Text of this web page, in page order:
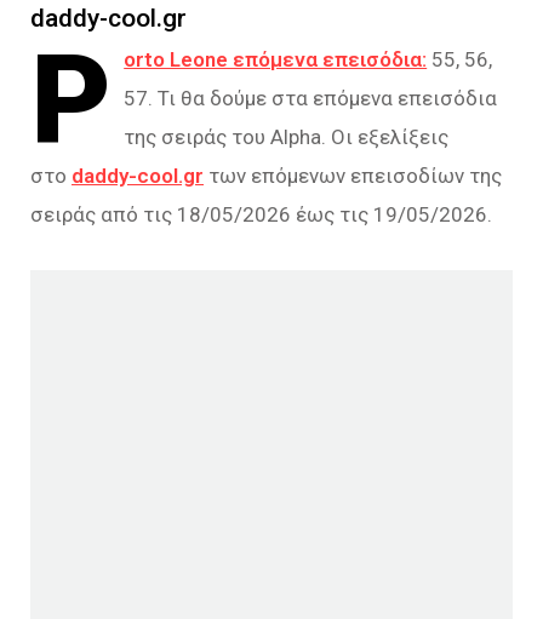
daddy-cool.gr
P orto Leone επόμενα επεισόδια: 55, 56,
57. Τι θα δούμε στα επόμενα επεισόδια
της σειράς του Alpha. Οι εξελίξεις
στο daddy-cool.gr των επόμενων επεισοδίων της
σειράς από τις 18/05/2026 έως τις 19/05/2026.